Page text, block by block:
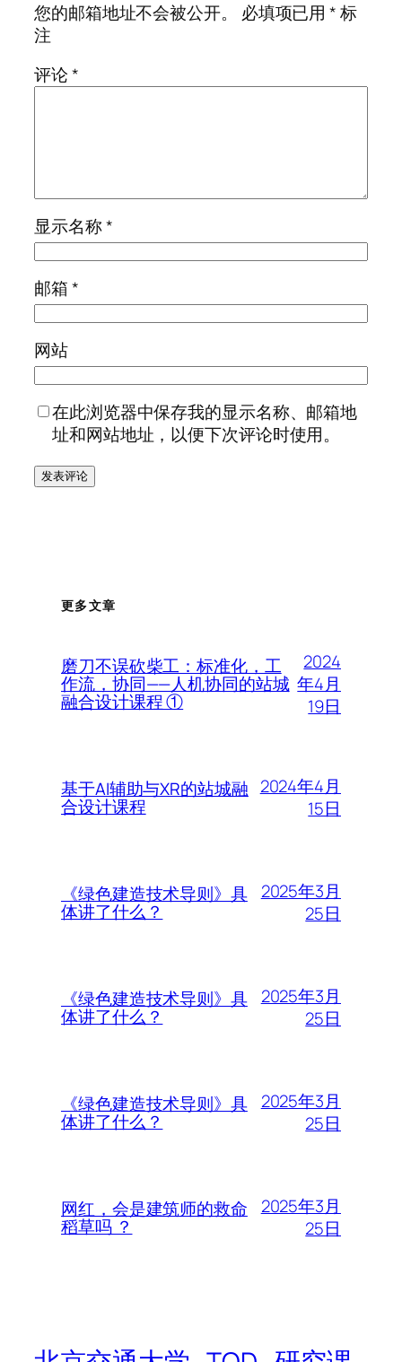
您的邮箱地址不会被公开。
必填项已用*标
注
评论*
显示名称*
邮箱*
网站
在此浏览器中保存我的显示名称、邮箱地
址和网站地址，以便下次评论时使用。
更多文章
磨刀不误砍柴工：标准化，工
作流，协同——人机协同的站城
融合设计课程 ①
2024
年4月
19日
基于AI辅助与XR的站城融
合设计课程
2024年4月
15日
《绿色建造技术导则》具
体讲了什么？
2025年3月
25日
《绿色建造技术导则》具
体讲了什么？
2025年3月
25日
《绿色建造技术导则》具
体讲了什么？
2025年3月
25日
网红，会是建筑师的救命
稻草吗 ？
2025年3月
25日